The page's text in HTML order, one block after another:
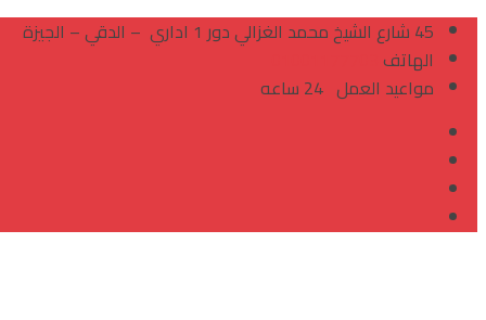
Skip
content
45 شارع الشيخ محمد الغزالي دور 1 اداري – الدقي – الجيزة
الهاتف
مواعيد العمل